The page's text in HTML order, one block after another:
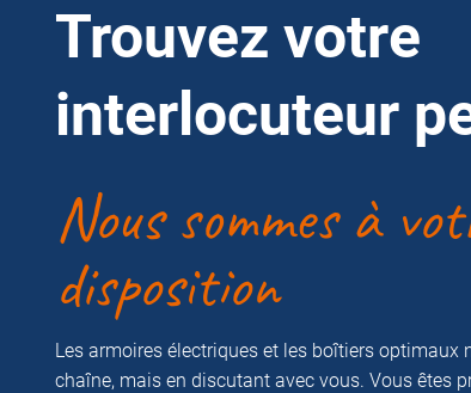
Trouvez votre
interlocuteur
Nous sommes à
disposition
Les armoires électriques et les boîtiers optimaux
chaîne, mais en discutant avec vous. Vous êtes